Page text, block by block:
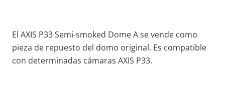
El AXIS P33 Semi-smoked Dome A se vende como
pieza de repuesto del domo original. Es compatible
con determinadas cámaras AXIS P33.